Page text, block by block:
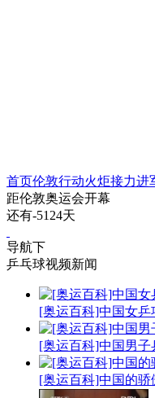
首页伦敦行动火炬接力进
距伦敦奥运会开幕
还有-5124天
导航下
乒乓球视频新闻
[奥运百科]中国女乒
[奥运百科]中国男
[奥运百科]中国的